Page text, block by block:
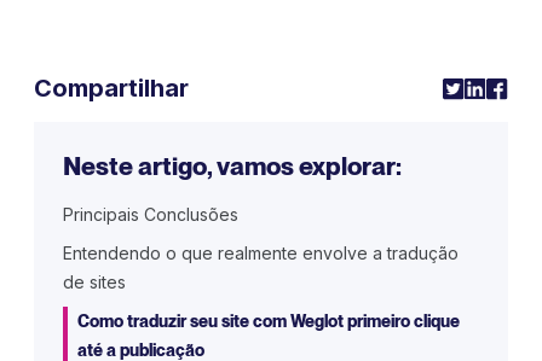
Compartilhar
Neste artigo, vamos explorar:
Principais Conclusões
Entendendo o que realmente envolve a tradução
de sites
Como traduzir seu site com Weglot primeiro clique
até a publicação